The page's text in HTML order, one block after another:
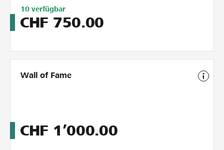
Limitiert
auf
10
10 verfügbar
CHF 750.00
Wall of Fame
CHF 1’000.00